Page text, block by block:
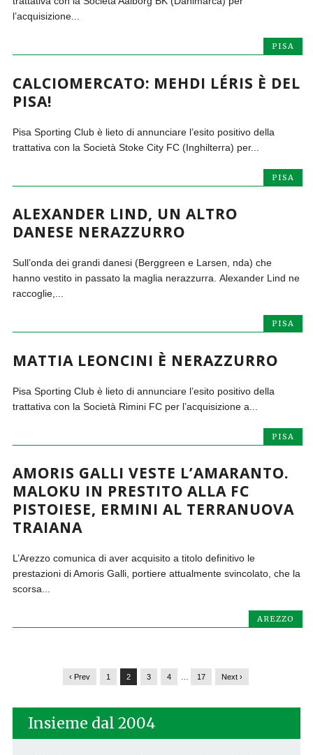
l’acquisizione...
PISA
CALCIOMERCATO: MEHDI LÉRIS È DEL
PISA!
Pisa Sporting Club è lieto di annunciare l’esito positivo della
trattativa con la Società Stoke City FC (Inghilterra) per...
PISA
ALEXANDER LIND, UN ALTRO
DANESE NERAZZURRO
Sull’onda dei grandi danesi (Berggreen e Larsen, nda) che
hanno vestito in passato la maglia nerazzurra. Alexander Lind ne
raccoglie,...
PISA
MATTIA LEONCINI È NERAZZURRO
Pisa Sporting Club è lieto di annunciare l’esito positivo della
trattativa con la Società Rimini FC per l’acquisizione a...
PISA
AMORIS GALLI VESTE L’AMARANTO.
MALOKU IN PRESTITO ALLA FC
PISTOIESE, ERMINI AL TERRANUOVA
TRAIANA
L’Arezzo comunica di aver acquisito a titolo definitivo le
prestazioni di Amoris Galli, portiere attualmente svincolato, che la
scorsa...
AREZZO
‹ Prev 1 2 3 4 17 Next ›
Insieme dal 2004